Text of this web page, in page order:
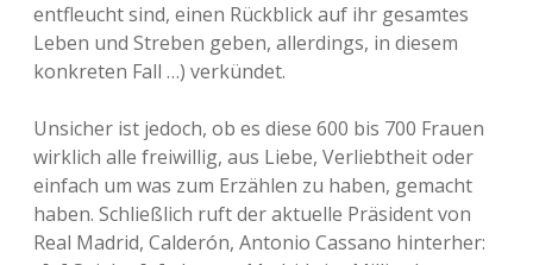
entfleucht sind, einen Rückblick auf ihr gesamtes
Leben und Streben geben, allerdings, in diesem
konkreten Fall …) verkündet.
Unsicher ist jedoch, ob es diese 600 bis 700 Frauen
wirklich alle freiwillig, aus Liebe, Verliebtheit oder
einfach um was zum Erzählen zu haben, gemacht
haben. Schließlich ruft der aktuelle Präsident von
Real Madrid, Calderón, Antonio Cassano hinterher: